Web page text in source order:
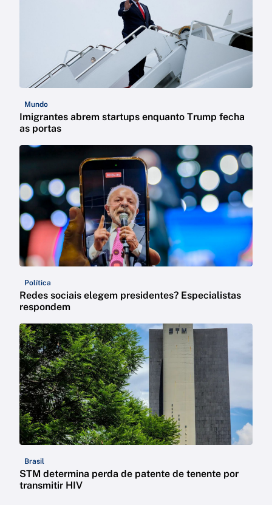
Mundo
Imigrantes abrem startups enquanto Trump fecha
as portas
Política
Redes sociais elegem presidentes? Especialistas
respondem
Brasil
STM determina perda de patente de tenente por
transmitir HIV